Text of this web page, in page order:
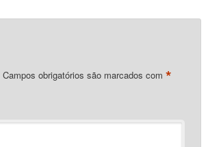
Campos obrigatórios são marcados com*